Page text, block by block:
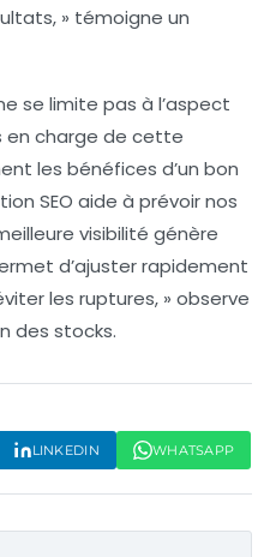
» témoigne un
se limite pas à l’aspect
en charge de cette
les bénéfices d’un bon
SEO aide à prévoir nos
visibilité génère
d’ajuster rapidement
les ruptures, » observe
des stocks.
LINKEDIN WHATSAPP